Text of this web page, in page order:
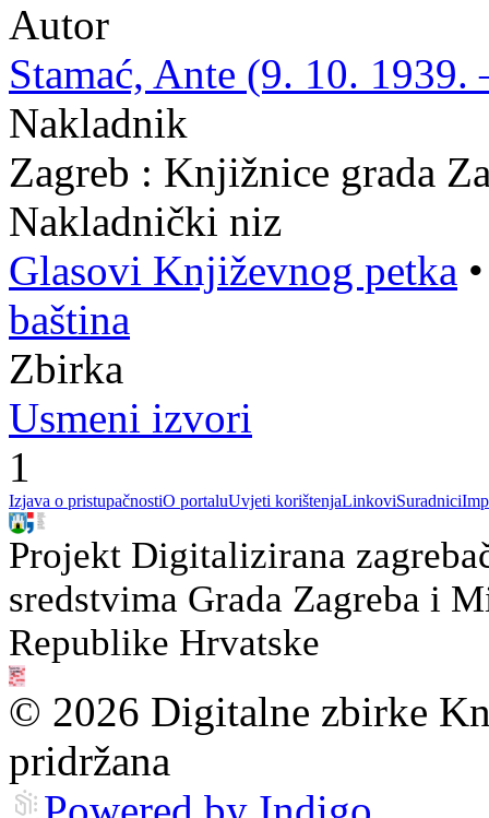
Autor
Stamać, Ante (9. 10. 1939.
Nakladnik
Zagreb : Knjižnice grada
Nakladnički niz
Glasovi Književnog petka
baština
Zbirka
Usmeni izvori
1
Izjava o pristupačnostiO portaluUvjeti korištenjaLinkoviSuradnici
Projekt Digitalizirana
sredstvima Grada Zagreba i
Republike Hrvatske
© 2026 Digitalne zbirke
pridržana